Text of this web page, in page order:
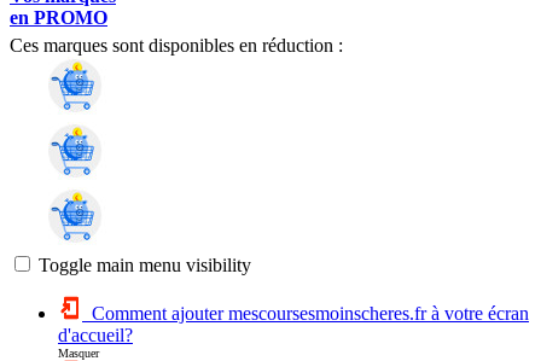
en PROMO
Ces marques sont disponibles en réduction :
Toggle main menu visibility
Comment ajouter mescoursesmoinscheres.fr à votre écran
d'accueil?
Masquer